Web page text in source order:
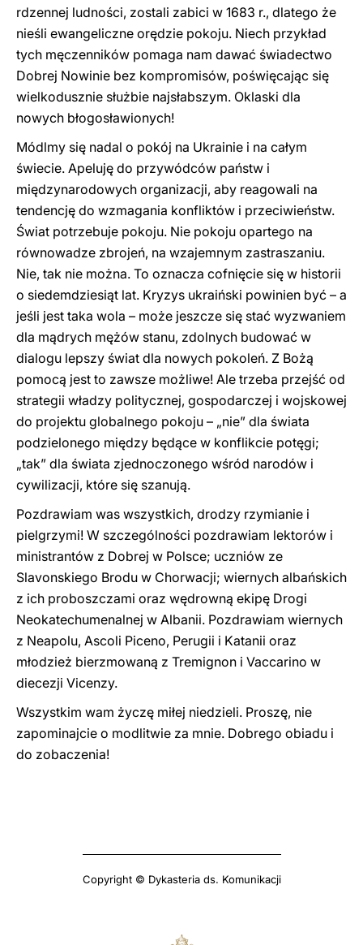
rdzennej ludności, zostali zabici w 1683 r., dlatego że
nieśli ewangeliczne orędzie pokoju. Niech przykład
tych męczenników pomaga nam dawać świadectwo
Dobrej Nowinie bez kompromisów, poświęcając się
wielkodusznie służbie najsłabszym. Oklaski dla
nowych błogosławionych!
Módlmy się nadal o pokój na Ukrainie i na całym
świecie. Apeluję do przywódców państw i
międzynarodowych organizacji, aby reagowali na
tendencję do wzmagania konfliktów i przeciwieństw.
Świat potrzebuje pokoju. Nie pokoju opartego na
równowadze zbrojeń, na wzajemnym zastraszaniu.
Nie, tak nie można. To oznacza cofnięcie się w historii
o siedemdziesiąt lat. Kryzys ukraiński powinien być – a
jeśli jest taka wola – może jeszcze się stać wyzwaniem
dla mądrych mężów stanu, zdolnych budować w
dialogu lepszy świat dla nowych pokoleń. Z Bożą
pomocą jest to zawsze możliwe! Ale trzeba przejść od
strategii władzy politycznej, gospodarczej i wojskowej
do projektu globalnego pokoju – „nie” dla świata
podzielonego między będące w konflikcie potęgi;
„tak” dla świata zjednoczonego wśród narodów i
cywilizacji, które się szanują.
Pozdrawiam was wszystkich, drodzy rzymianie i
pielgrzymi! W szczególności pozdrawiam lektorów i
ministrantów z Dobrej w Polsce; uczniów ze
Slavonskiego Brodu w Chorwacji; wiernych albańskich
z ich proboszczami oraz wędrowną ekipę Drogi
Neokatechumenalnej w Albanii. Pozdrawiam wiernych
z Neapolu, Ascoli Piceno, Perugii i Katanii oraz
młodzież bierzmowaną z Tremignon i Vaccarino w
diecezji Vicenzy.
Wszystkim wam życzę miłej niedzieli. Proszę, nie
zapominajcie o modlitwie za mnie. Dobrego obiadu i
do zobaczenia!
Copyright © Dykasteria ds. Komunikacji